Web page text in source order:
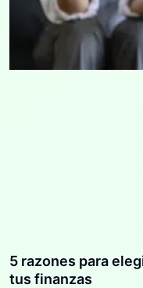
5 razones para
tus finanzas